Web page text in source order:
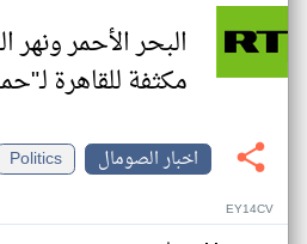
البحر الأحمر
مكثفة للقاهرة
اخبار الصومال
Politics
EY14CV